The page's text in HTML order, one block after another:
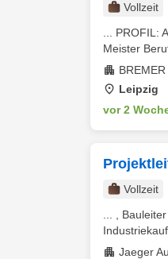
Vollzeit
... PROFIL:
Meister
Leipzig
vor 2
Vollzeit
... ,
Jaeger